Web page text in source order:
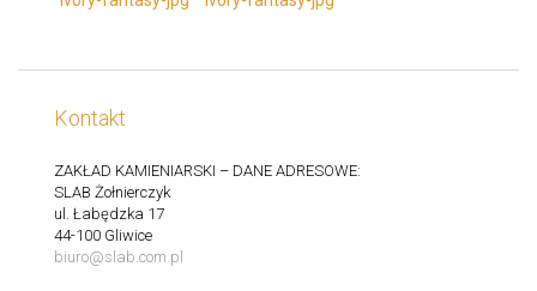
Kontakt
ZAKŁAD KAMIENIARSKI – DANE ADRESOWE:
SLAB Żołnierczyk
ul. Łabędzka 17
44-100 Gliwice
biuro@slab.com.pl